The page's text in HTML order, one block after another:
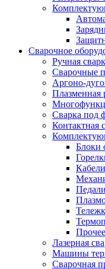
Сварочное
Ручная
Сварочные
Аргоно-
Плазменная
Сварка под
Контактная
Блоки
Прочее
Лазерная
Машины
Сварочная